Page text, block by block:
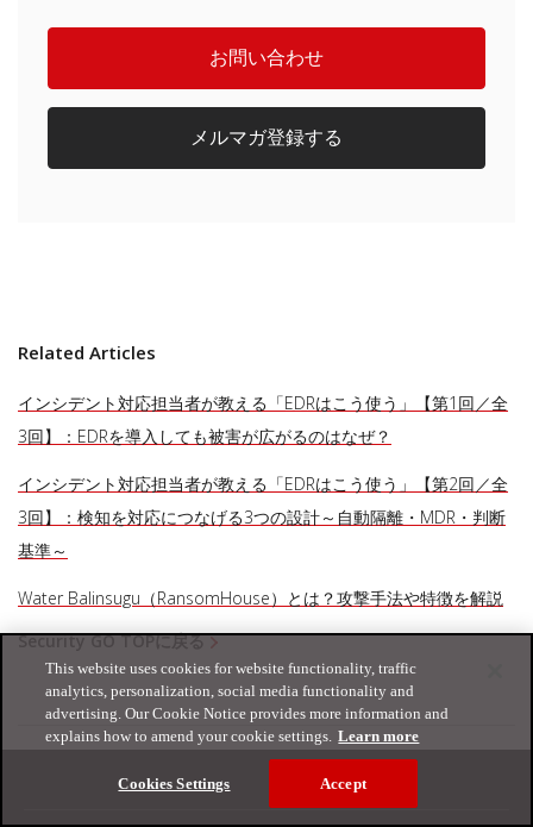
お問い合わせ
メルマガ登録する
Related Articles
インシデント対応担当者が教える「EDRはこう使う」【第1回／全
3回】：EDRを導入しても被害が広がるのはなぜ？
インシデント対応担当者が教える「EDRはこう使う」【第2回／全
3回】：検知を対応につなげる3つの設計～自動隔離・MDR・判断
基準～
Water Balinsugu（RansomHouse）とは？攻撃手法や特徴を解説
Security GO TOPに戻る
This website uses cookies for website functionality, traffic
analytics, personalization, social media functionality and
advertising. Our Cookie Notice provides more information and
explains how to amend your cookie settings. Learn more
Cookies Settings Accept